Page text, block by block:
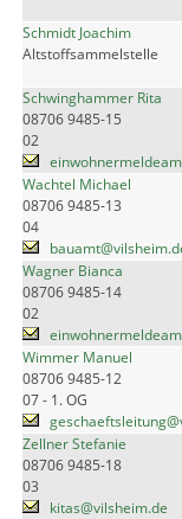
Schmidt Joachim
Altstoffsammelstelle
Schwinghammer Rita
08706 9485-15
02
Wachtel Michael
08706 9485-13
04
Wagner Bianca
08706 9485-14
02
Wimmer Manuel
08706 9485-12
07 - 1. OG
Zellner Stefanie
08706 9485-18
03
kitas@vilsheim.de